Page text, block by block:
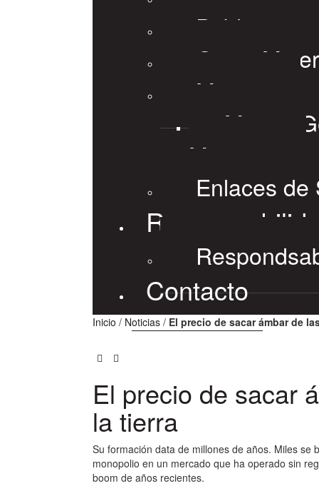
Guias
Mapas
Mapas
Mineros
Enlaces de
Contacto
Inicio / Noticias / El precio de sacar ámbar de
El precio de sacar
la tierra
Su formación data de millones de años. Miles se
monopolio en un mercado que ha operado sin
boom de años recientes.